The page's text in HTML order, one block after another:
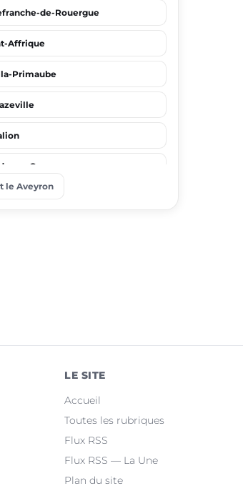
de-Rouergue
Affrique
Primaube
Gare
le Aveyron
LE SITE
Accueil
Toutes les rubriques
Flux RSS
Flux RSS — La Une
Plan du site